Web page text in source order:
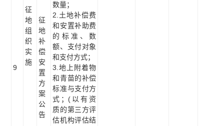
征
地
组
织
实
施
9
征
地
补
偿
安
置
方
案
公
告
数量；
2.土地补偿费
和安置补助费
的标准、数
额、支付对象
和支付方式；
3.地上附着物
和青苗的补偿
标准与支付方
式；(以有资
质的第三方评
估机构评估结